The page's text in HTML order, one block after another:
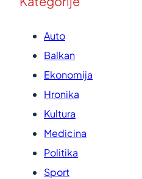
Auto
Balkan
Ekonomija
Hronika
Kultura
Medicina
Politika
Sport